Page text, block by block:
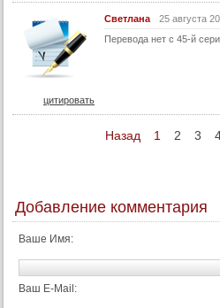
44 серия (суб)
45 серия
45 серия (суб)
47 серия (суб)
49 серия
Светлана
25 августа
Перевода нет с 45-й
цитировать
Назад 1 2 3
Добавление комментария
Ваше Имя:
Ваш E-Mail: